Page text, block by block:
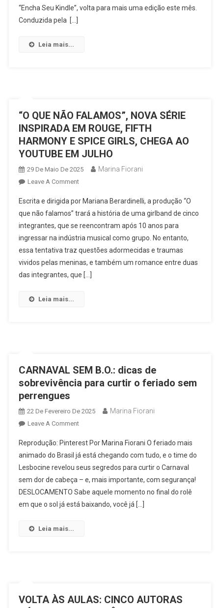
No
“Encha Seu Kindle”, volta para mais uma edição este mês.
Conduzida pela […]
Leia mais...
“O QUE NÃO FALAMOS”, NOVA SÉRIE
INSPIRADA EM ROUGE, FIFTH
HARMONY E SPICE GIRLS, CHEGA AO
YOUTUBE EM JULHO
29 De Maio De 2025 Marina Fiorani
Leave A CommentOn
QUE
NÃO
FALAMOS”,
NOVA
SÉRIE
INSPIRADA
EM
YOUTUBE
EM
Escrita e dirigida por Mariana Berardinelli, a produção “O
que não falamos” trará a história de uma girlband de cinco
integrantes, que se reencontram após 10 anos para
ingressar na indústria musical como grupo. No entanto,
essa tentativa traz questões adormecidas e traumas
vividos pelas meninas, e também um romance entre duas
das integrantes, que […]
Leia mais...
CARNAVAL SEM B.O.: dicas de
sobrevivência para curtir o feriado sem
perrengues
22 De Fevereiro De 2025 Marina Fiorani
Leave A CommentOn
SEM
B.O.:
Dicas
De
Sobrevivência
Para
Reprodução: Pinterest Por Marina Fiorani O feriado mais
animado do Brasil já está chegando com tudo, e o time do
Lesbocine revelou seus segredos para curtir o Carnaval
sem dor de cabeça – e, mais importante, com segurança!
DESLOCAMENTO Sabe aquele momento no final do rolê
em que o sol já está baixando, você já […]
Leia mais...
VOLTA ÀS AULAS: CINCO AUTORAS